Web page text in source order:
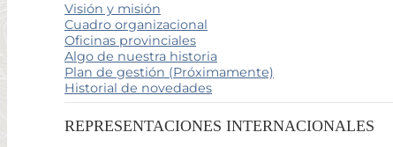
Visión y misión
Cuadro organizacional
Oficinas provinciales
Algo de nuestra historia
Plan de gestión (Próximamente)
Historial de novedades
REPRESENTACIONES INTERNACIONALES